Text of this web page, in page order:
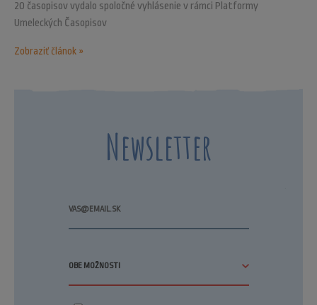
20 časopisov vydalo spoločné vyhlásenie v rámci Platformy
Umeleckých Časopisov
Zobraziť článok »
Newsletter